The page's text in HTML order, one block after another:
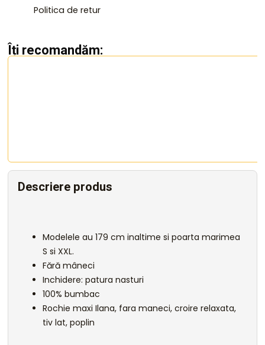
Politica de retur
Îți recomandăm:
Descriere produs
Modelele au 179 cm inaltime si poarta marimea
S si XXL.
Fără mâneci
Inchidere: patura nasturi
100% bumbac
Rochie maxi Ilana, fara maneci, croire relaxata,
tiv lat, poplin